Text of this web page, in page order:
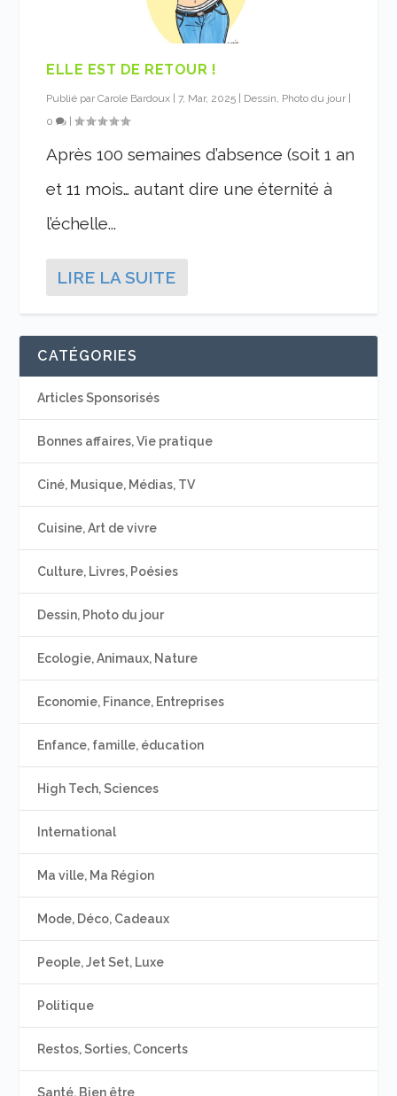
ELLE EST DE RETOUR !
Publié parCarole Bardoux |7, Mar, 2025 Dessin, Photo du jour
0
|
Après 100 semaines d’absence (soit 1 an
et 11 mois… autant dire une éternité à
l’échelle...
LIRE LA SUITE
CATÉGORIES
Articles Sponsorisés
Bonnes affaires, Vie pratique
Ciné, Musique, Médias, TV
Cuisine, Art de vivre
Culture, Livres, Poésies
Dessin, Photo du jour
Ecologie, Animaux, Nature
Economie, Finance, Entreprises
Enfance, famille, éducation
High Tech, Sciences
International
Ma ville, Ma Région
Mode, Déco, Cadeaux
People, Jet Set, Luxe
Politique
Restos, Sorties, Concerts
Santé, Bien être